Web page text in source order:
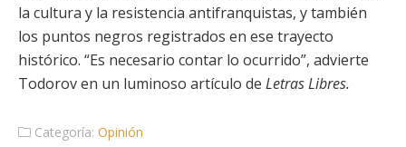
la cultura y la resistencia antifranquistas, y también
los puntos negros registrados en ese trayecto
histórico. “Es necesario contar lo ocurrido”, advierte
Todorov en un luminoso artículo de LetrasLibres.
Categoría: Opinión